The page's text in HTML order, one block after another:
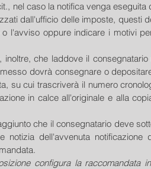
nel caso la notifica venga eseguita
dall'ufficio delle imposte, questi
l'avviso oppure indicare i motivi
che laddove il consegnatario
dovrà consegnare o
su cui trascriverà il numero
in calce all'originale e alla
che il consegnatario deve
dell'avvenuta notificazione
configura la raccomandata